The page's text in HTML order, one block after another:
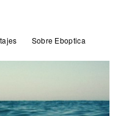
Sobre Eboptica